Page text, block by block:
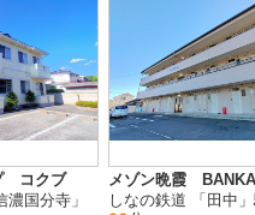
コクブ
濃国分寺 」
メゾン晩霞 BANKA
しなの鉄道 「田中